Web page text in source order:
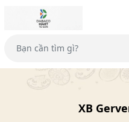
XB